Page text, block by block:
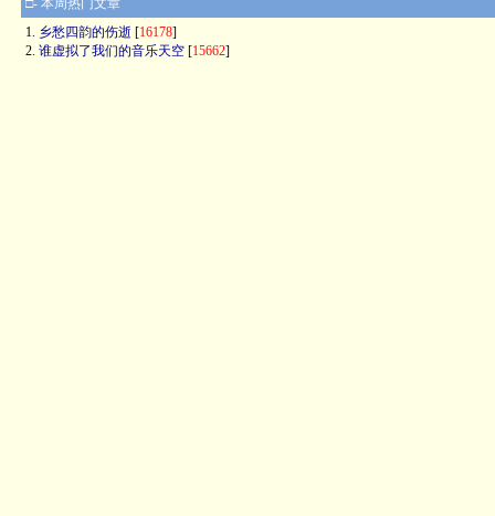
□- 本周热门文章
1. 乡愁四韵的伤逝 [16178]
2. 谁虚拟了我们的音乐天空 [15662]